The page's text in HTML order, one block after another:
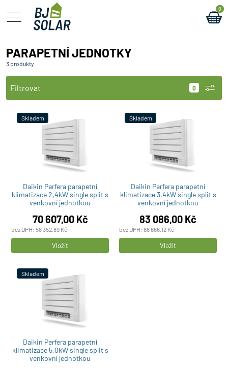
PARAPETNÍ JEDNOTKY
3 produkty
Filtrovat
Skladem
Daikin Perfera parapetní
klimatizace 2,4kW single split s
venkovní jednotkou
70 607,00 Kč
bez DPH: 58 352,89 Kč
Počet
produktů
Vložit
Skladem
Daikin Perfera parapetní
klimatizace 3,4kW single split s
venkovní jednotkou
83 086,00 Kč
bez DPH: 68 666,12 Kč
Počet
produktů
Vložit
Skladem
Daikin Perfera parapetní
klimatizace 5,0kW single split s
venkovní jednotkou
0